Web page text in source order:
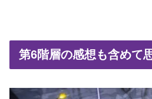
第6階層の感想も含めて